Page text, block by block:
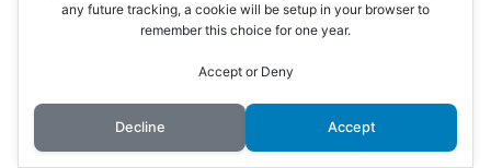
アンケート(11)
イエズス会
オランダ(1)
any future tracking, a cookie will be setup in your browser to
remember this choice for one year.
Accept or Deny
Decline Accept